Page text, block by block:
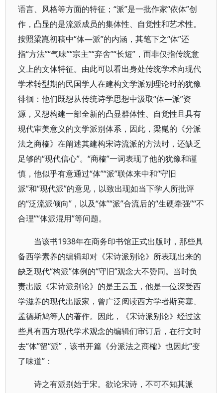
语言、风格等方面的特征；“派”是一批作家“依体”创
作，凸显的是流派成员的集体性、自觉性和艺术性。
按照梁崑初稿中“体—派”的内涵，其笔下之“体”还
指“方法”“气味”“宗主”“弃舍”“长短”，而非仅指传统意
义上的文体特征。由此可以看出身处传统学术向现代
学术转型期的民国学人在建构文学派别理论时的犹豫
徘徊：他们既想从传统诗学思想中汲取“体—派”资
源，又想构建一部全新的凸显群体性、自觉性且具有
现代审美意义的文学派别体系，因此，梁崑的《分派
法之商榷》在阐述其建构宋诗流派的方法时，还缺乏
足够的“现代信心”。“商榷”一词表现了他的犹豫和谨
慎，他似乎有意通过“体”“派”联体来中和“守旧
派”和“现代派”的意见，以致出现如当下学人所批评
的“泛流派倾向”，以及“体”“派”合流后的“生硬牵强”“不
合理”“体派混用”等问题。
当该书1938年在商务印书馆正式出版时，那些具
备西学素养的编辑却对《宋诗派别论》所表现出来的
缺乏现代“构派”体例的“守旧”观念大不赞同。当时负
责出版《宋诗派别论》的是王云五，他是一位深受西
学滋养的现代出版家，曾广泛阅读西方学者斯宾塞、
孟德斯鸠等人的著作。因此，《宋诗派别论》经过这
些具有西方现代学术观念的编辑们审订后，在行文时
去“体”留“派”，该书开篇《分派法之商榷》也因此“变
了味道”：
诗之有派别始于宋。欲论宋诗，不可不知其派